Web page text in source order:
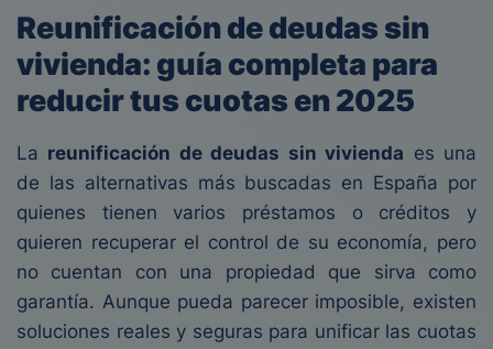
Reunificación de deudas sin
vivienda: guía completa para
reducir tus cuotas en 2025
La reunificación de deudas sin vivienda es una
de las alternativas más buscadas en España por
quienes tienen varios préstamos o créditos y
quieren recuperar el control de su economía, pero
no cuentan con una propiedad que sirva como
garantía. Aunque pueda parecer imposible, existen
soluciones reales y seguras para unificar las cuotas